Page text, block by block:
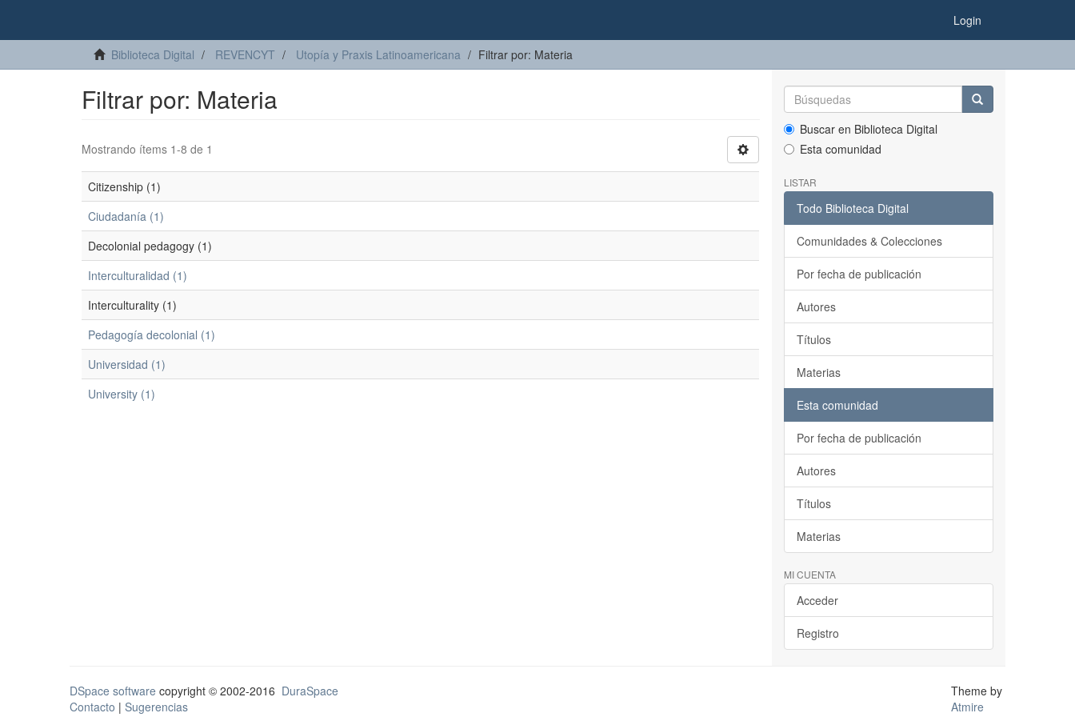
Login
Biblioteca Digital REVENCYT Utopía y Praxis Latinoamericana Filtrar por: Materia
Filtrar por: Materia
Mostrando ítems 1-8 de 1
Citizenship (1)
Ciudadanía (1)
Decolonial pedagogy (1)
Interculturalidad (1)
Interculturality (1)
Pedagogía decolonial (1)
Universidad (1)
University (1)
Buscar en Biblioteca Digital
Esta comunidad
LISTAR
Todo Biblioteca Digital
Comunidades & Colecciones
Por fecha de publicación
Autores
Títulos
Materias
Esta comunidad
Por fecha de publicación
Autores
Títulos
Materias
MI CUENTA
Acceder
Registro
DSpace software copyright © 2002-2016 DuraSpace
Contacto | Sugerencias
Theme by
Atmire